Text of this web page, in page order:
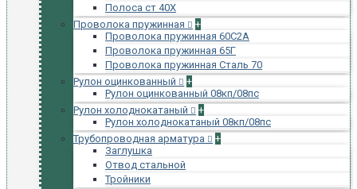
Полоса ст 40Х
Проволока пружинная
+
Проволока пружинная 60С2А
Проволока пружинная 65Г
Проволока пружинная Сталь 70
Рулон оцинкованный
+
Рулон оцинкованный 08кп/08пс
Рулон холоднокатаный
+
Рулон холоднокатаный 08кп/08пс
Трубопроводная арматура
+
Заглушка
Отвод стальной
Тройники